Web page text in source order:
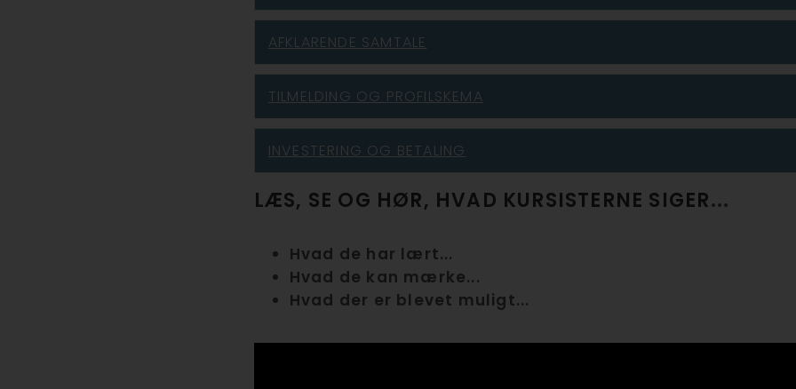
AFKLARENDE SAMTALE
TILMELDING OG PROFILSKEMA
INVESTERING OG BETALING
LÆS, SE OG HØR, HVAD KURSISTERNE SIGER...
Hvad de har lært...
Hvad de kan mærke...
Hvad der er blevet muligt...